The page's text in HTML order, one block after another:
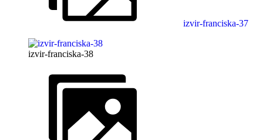
izvir-franciska-37
izvir-franciska-38